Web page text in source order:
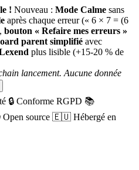
! Nouveau : Mode Calme sans
après chaque erreur (« 6 × 7 = (6
bouton « Refaire mes erreurs »
parent simplifié avec
plus lisible (+15-20 % de
lancement. Aucune donnée
🔒 Conforme RGPD 📚
Open source 🇪🇺 Hébergé en